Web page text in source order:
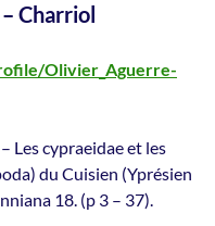
Charriol
Olivier_Aguerre-
Les cypraeidae et les
du Cuisien (Yprésien
18. (p 3 – 37).